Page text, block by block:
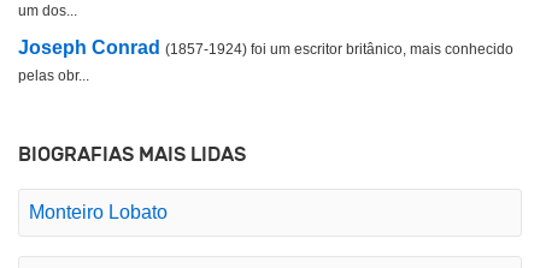
um dos...
Joseph Conrad (1857-1924) foi um escritor britânico, mais conhecido
pelas obr...
BIOGRAFIAS MAIS LIDAS
Monteiro Lobato